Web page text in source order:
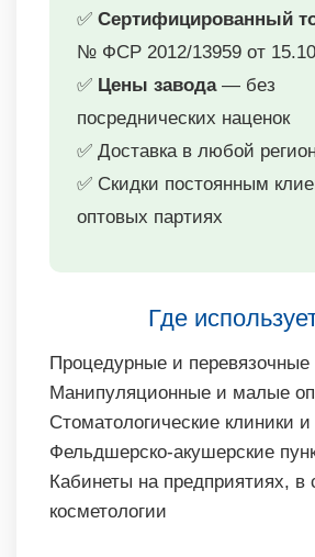
✅ Сертифицированный
№ ФСР 2012/13959 от
✅ Цены завода— без
посреднических наценок
✅ Доставка в любой
✅ Скидки постоянным
оптовых партиях
Где
Процедурные и
Манипуляционные и малые
Стоматологические клиники
Фельдшерско-акушерские
Кабинеты на предприятиях, в
косметологии